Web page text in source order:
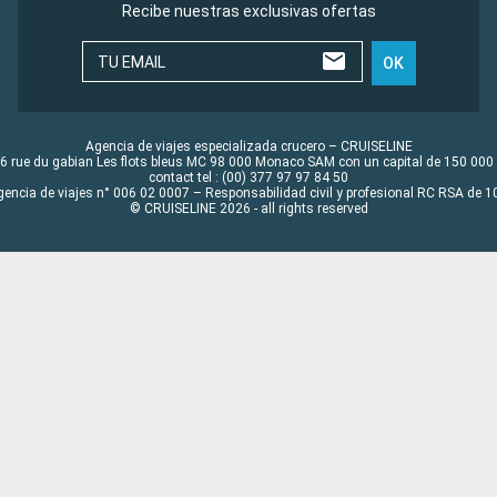
Recibe nuestras exclusivas ofertas
TU EMAIL OK
Agencia de viajes especializada crucero – CRUISELINE
rue du gabian Les flots bleus MC 98 000 Monaco SAM con un capital de 150 000
contact tel : (00) 377 97 97 84 50
de viajes n° 006 02 0007 – Responsabilidad civil y profesional RC RSA de
© CRUISELINE 2026 - all rights reserved